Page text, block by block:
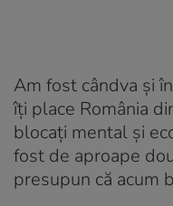
Am fost cândva și
îți place România
blocați mental și
fost de aproape
presupun că acum